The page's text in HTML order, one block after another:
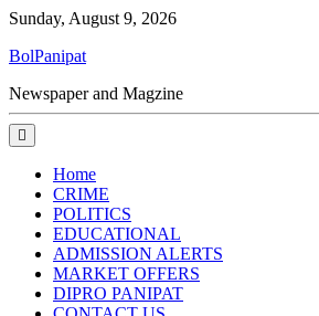
Sunday, August 9, 2026
BolPanipat
Newspaper and Magzine
Home
CRIME
POLITICS
EDUCATIONAL
ADMISSION ALERTS
MARKET OFFERS
DIPRO PANIPAT